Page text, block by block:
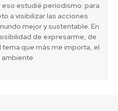
eso estudié periodismo: para
a visibilizar las acciones
mejor y sustentable. En
de expresarme, de
que más me importa, el